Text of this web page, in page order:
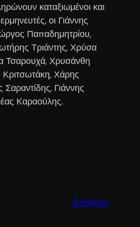
καταξιωμένοι και
οι Γιάννης
Παπαδημητρίου,
Τριάντης, Χρύσα
Τσαρουχά, Χρυσάνθη
Κριτσωτάκη, Χάρης
Γιάννης
Καραούλης.
Επόμενο